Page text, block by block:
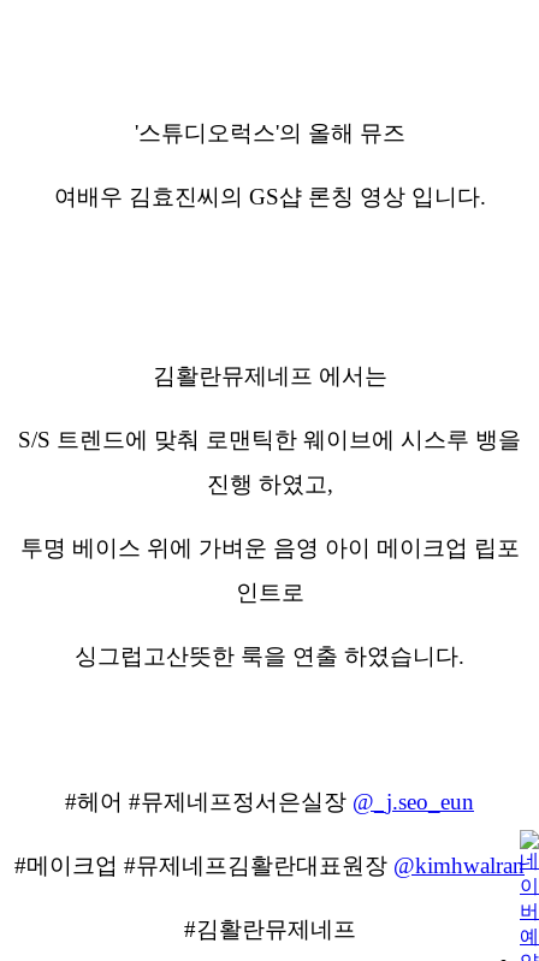
'스튜디오럭스'의 올해 뮤즈
여배우 김효진씨의 GS샵 론칭 영상 입니다.
김활란뮤제네프 에서는
S/S 트렌드에 맞춰 로맨틱한 웨이브에 시스루 뱅을
진행 하였고,
투명 베이스 위에 가벼운 음영 아이 메이크업 립포
인트로
싱그럽고산뜻한 룩을 연출 하였습니다.
#헤어 #뮤제네프정서은실장 @_j.seo_eun
#메이크업 #뮤제네프김활란대표원장 @kimhwalran
#김활란뮤제네프